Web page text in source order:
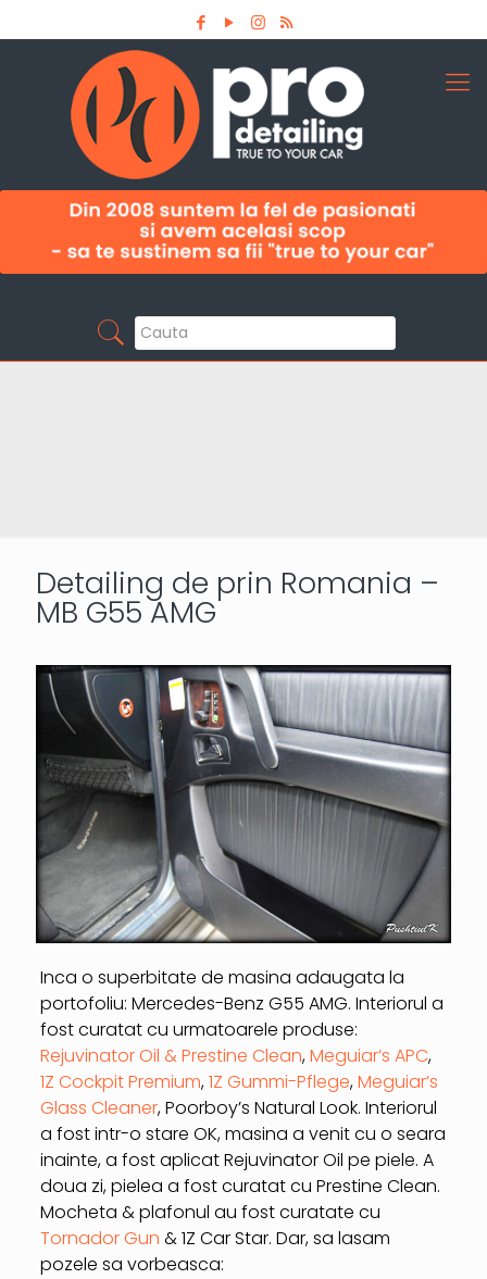
Detailing de prin Romania –
MB G55 AMG
Inca o superbitate de masina adaugata la
portofoliu: Mercedes-Benz G55 AMG. Interiorul a
fost curatat cu urmatoarele produse:
Rejuvinator Oil & Prestine Clean,Meguiar’s APC,
1Z Cockpit Premium,1Z Gummi-Pflege,Meguiar’s
Glass Cleaner, Poorboy’s Natural Look. Interiorul
a fost intr-o stare OK, masina a venit cu o seara
inainte, a fost aplicat Rejuvinator Oil pe piele. A
doua zi, pielea a fost curatat cu Prestine Clean.
Mocheta & plafonul au fost curatate cu
Tornador Gun & 1Z Car Star. Dar, sa lasam
pozele sa vorbeasca:
Aboneaza-te la newsletter
Pro Detailing
Sunt primul care afla noutatile din domeniu la